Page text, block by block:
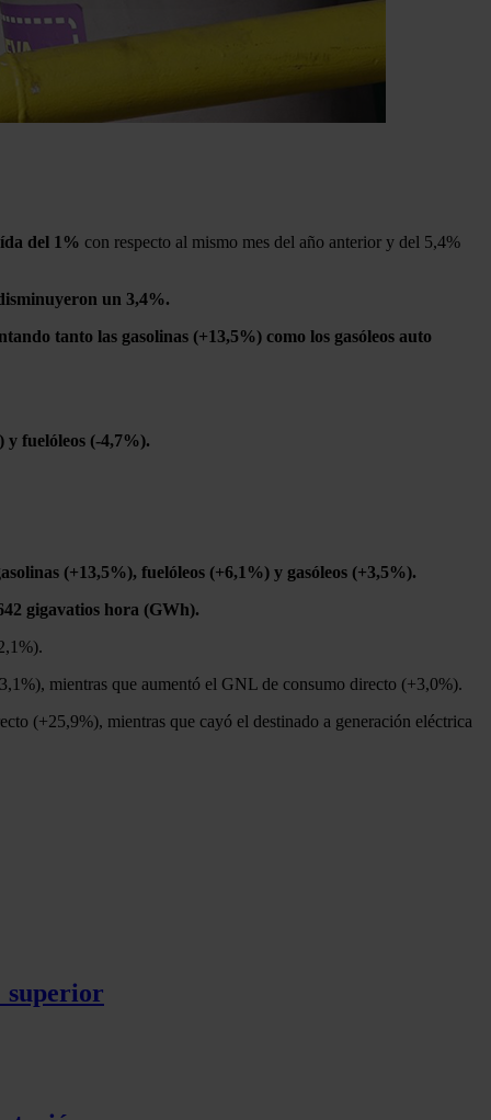
del 1% con respecto al mismo mes del año anterior y del 5,4%
un 3,4%.
tanto las gasolinas (+13,5%) como los gasóleos auto
y fuelóleos (-4,7%).
(+13,5%), fuelóleos (+6,1%) y gasóleos (+3,5%).
gigavatios hora (GWh).
mientras que aumentó el GNL de consumo directo (+3,0%).
(+25,9%), mientras que cayó el destinado a generación eléctrica
superior